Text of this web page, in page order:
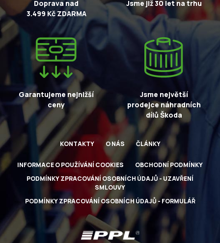
Doprava nad
3.499 Kč ZDARMA
Jsme již 30 let na trhu
Garantujeme nejnižší
ceny
Jsme největší
prodejce náhradních
dílů Škoda
KONTAKTY O NÁS ČLÁNKY
INFORMACE O POUŽÍVÁNÍ COOKIES
OBCHODNÍ PODMÍNKY
PODMÍNKY ZPRACOVÁNÍ OSOBNÍCH ÚDAJŮ - UZAVŘENÍ
SMLOUVY
PODMÍNKY ZPRACOVÁNÍ OSOBNÍCH ÚDAJŮ - FORMULÁŘ